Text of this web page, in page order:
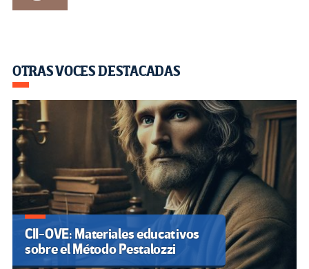
OTRAS VOCES DESTACADAS
CII-OVE: Materiales educativos
sobre el Método Pestalozzi